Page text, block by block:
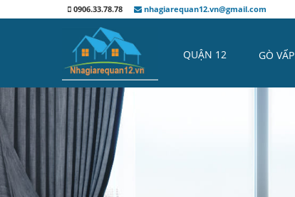
0906.33.78.78 nhagiarequan12.vn@gmail.com
QUẬN 12 GÒ VẤP